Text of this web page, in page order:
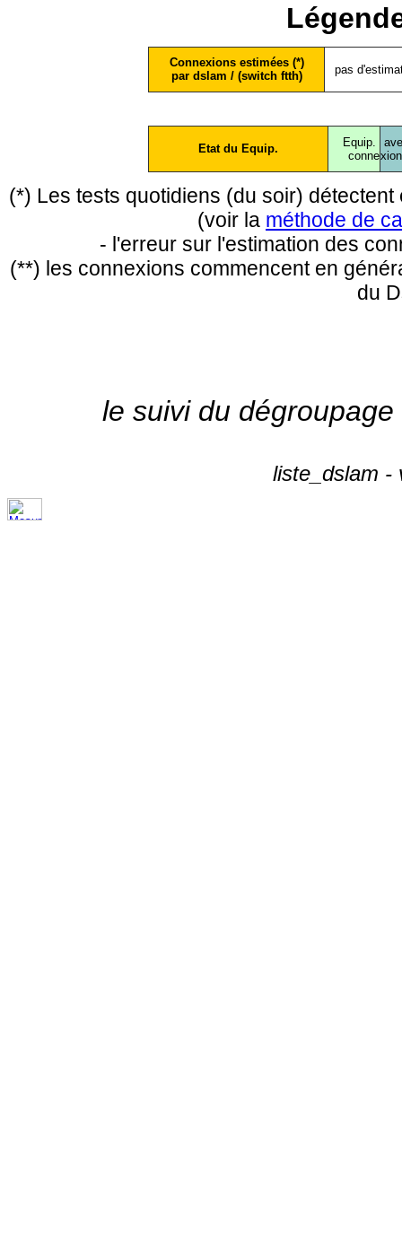
Connexions estimées (*)
par dslam / (switch ftth)
pas
Etat du Equip.
Equip.
conne
(*) Les tests quotidiens (du soir)
(voir la méthode de
- l'erreur sur l'estimation des
(**) les connexions commencent en
du
le suivi du
liste_dslam -